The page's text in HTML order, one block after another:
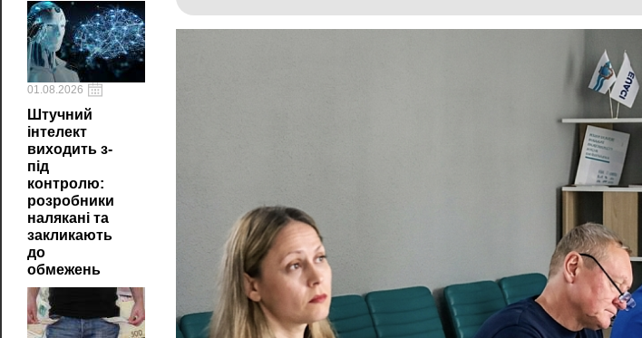
01.08.2026
Штучний
інтелект
виходить з-
під
контролю:
розробники
налякані та
закликають
до
обмежень